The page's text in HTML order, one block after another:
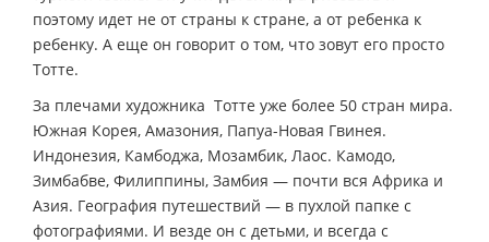
поэтому идет не от страны к стране, а от ребенка к
ребенку. А еще он говорит о том, что зовут его просто
Тотте.
За плечами художника Тотте уже более 50 стран мира.
Южная Корея, Амазония, Папуа-Новая Гвинея.
Индонезия, Камбоджа, Мозамбик, Лаос. Камодо,
Зимбабве, Филиппины, Замбия — почти вся Африка и
Азия. География путешествий — в пухлой папке с
фотографиями. И везде он с детьми, и всегда с